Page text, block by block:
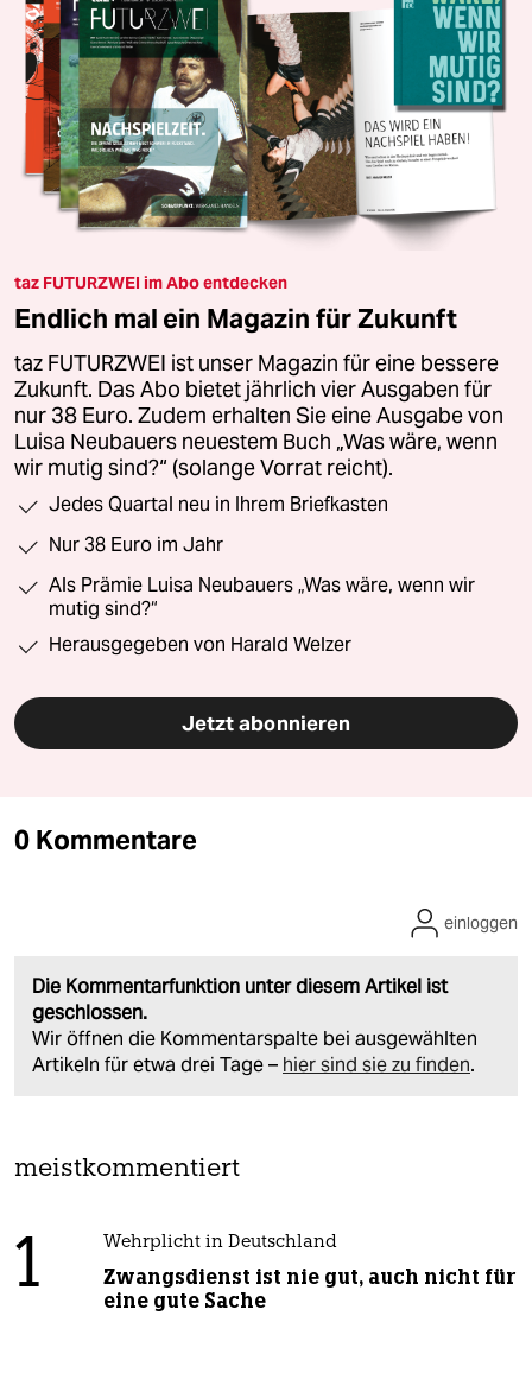
taz FUTURZWEI im Abo entdecken
Endlich mal ein Magazin für Zukunft
taz FUTURZWEI ist unser Magazin für eine bessere
Zukunft. Das Abo bietet jährlich vier Ausgaben für
nur 38 Euro. Zudem erhalten Sie eine Ausgabe von
Luisa Neubauers neuestem Buch „Was wäre, wenn
wir mutig sind?“ (solange Vorrat reicht).
Jedes Quartal neu in Ihrem Briefkasten
Nur 38 Euro im Jahr
Als Prämie Luisa Neubauers „Was wäre, wenn wir
mutig sind?“
Herausgegeben von Harald Welzer
Jetzt abonnieren
0 Kommentare
Die Kommentarfunktion unter diesem Artikel ist
geschlossen.
Wir öffnen die Kommentarspalte bei ausgewählten
Artikeln für etwa drei Tage – hier sind sie zu finden.
einloggen
meistkommentiert
1 Wehrplicht in Deutschland
Zwangsdienst ist nie gut, auch nicht für
eine gute Sache